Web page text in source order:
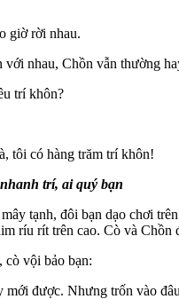
giờ rời nhau.
với nhau, Chồn vẫn thường
trí khôn?
tôi có hàng trăm trí khôn!
trí, ai quý bạn
tạnh, đôi bạn dạo chơi
ríu rít trên cao. Cò và Chồn
cò vội bảo bạn:
mới được. Nhưng trốn vào